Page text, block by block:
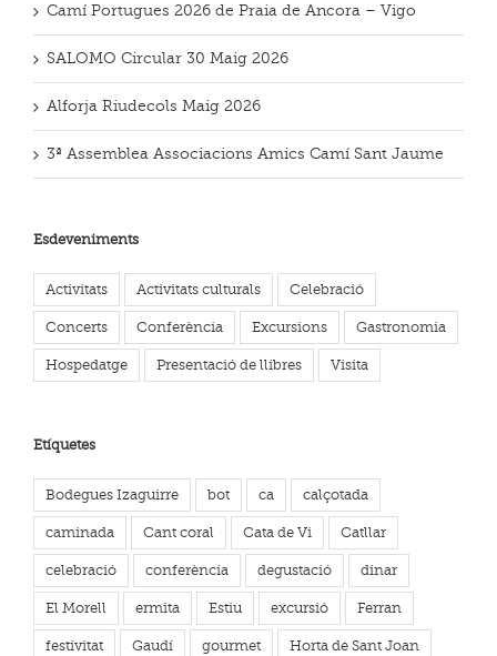
Camí Portugues 2026 de Praia de Ancora – Vigo
SALOMO Circular 30 Maig 2026
Alforja Riudecols Maig 2026
3ª Assemblea Associacions Amics Camí Sant Jaume
Esdeveniments
Activitats Activitats culturals Celebració
Concerts Conferència Excursions Gastronomia
Hospedatge Presentació de llibres Visita
Etíquetes
Bodegues Izaguirre bot ca calçotada
caminada Cant coral Cata de Vi Catllar
celebració conferència degustació dinar
El Morell ermita Estiu excursió Ferran
festivitat Gaudí gourmet Horta de Sant Joan